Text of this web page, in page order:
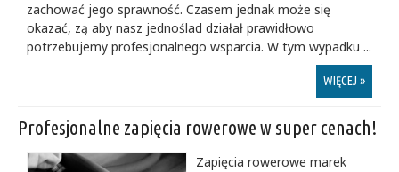
zachować jego sprawność. Czasem jednak może się
okazać, zą aby nasz jednoślad działał prawidłowo
potrzebujemy profesjonalnego wsparcia. W tym wypadku ...
WIĘCEJ »
Profesjonalne zapięcia rowerowe w super cenach!
Zapięcia rowerowe marek